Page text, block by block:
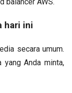
hari ini
secara umum.
yang Anda minta,